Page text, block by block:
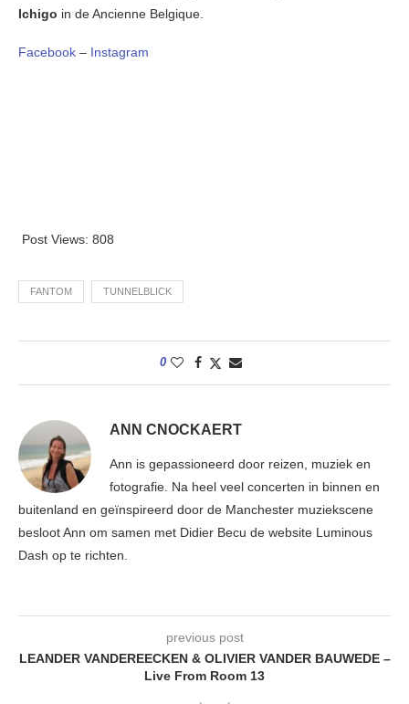
Ichigo in de Ancienne Belgique.
Facebook – Instagram
Post Views: 808
FANTOM TUNNELBLICK
0
ANN CNOCKAERT
Ann is gepassioneerd door reizen, muziek en
fotografie. Na heel veel concerten in binnen en
buitenland en geïnspireerd door de Manchester muziekscene
besloot Ann om samen met Didier Becu de website Luminous
Dash op te richten.
previous post
LEANDER VANDEREECKEN & OLIVIER VANDER BAUWEDE –
Live From Room 13